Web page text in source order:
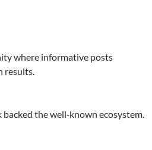
where informative posts
results.
the well‑known ecosystem.